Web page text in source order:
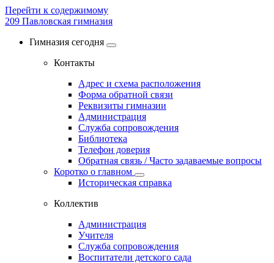
Перейти к содержимому
209 Павловская гимназия
Гимназия сегодня
Контакты
Адрес и схема расположения
Форма обратной связи
Реквизиты гимназии
Администрация
Служба сопровождения
Библиотека
Телефон доверия
Обратная связь / Часто задаваемые вопросы
Коротко о главном
Историческая справка
Коллектив
Администрация
Учителя
Служба сопровождения
Воспитатели детского сада